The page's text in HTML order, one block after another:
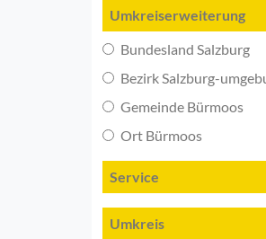
Umkreiserweiterung
Bundesland Salzburg
Bezirk Salzburg-
Gemeinde Bürmoos
Ort Bürmoos
Service
Umkreis